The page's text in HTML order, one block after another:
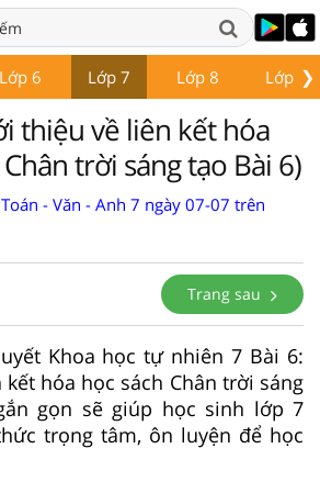
❯
Lớp 6 Lớp 7 Lớp 8 Lớp 9
thiệu về liên kết hóa
trời sáng tạo Bài 6)
- Văn - Anh 7 ngày 07-07 trên
Trang sau
Khoa học tự nhiên 7 Bài 6:
hóa học sách Chân trời sáng
gọn sẽ giúp học sinh lớp 7
trọng tâm, ôn luyện để học